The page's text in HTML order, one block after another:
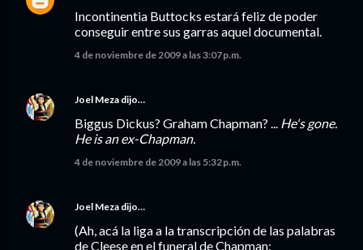
Incontinentia Buttocks estará feliz de poder
conseguir entre sus garras aquel documental.
4 de noviembre de 2009 a las 3:07 p.m.
Joel Meza dijo…
Biggus Dickus? Graham Chapman? ... He's gone.
He is an ex-Chapman.
4 de noviembre de 2009 a las 5:32 p.m.
Joel Meza dijo…
(Ah, acá la liga a la transcripción de las palabras
de Cleese en el funeral de Chapman: